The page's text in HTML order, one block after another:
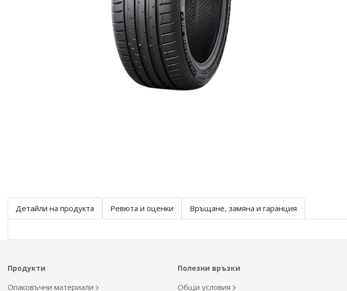
Детайли на продукта Ревюта и оценки Връщане, замяна и гаранция
Продукти
Опаковъчни материали
Полезни връзки
Общи условия